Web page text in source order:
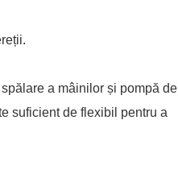
a mâinilor și pompă de
suficient de flexibil pentru a